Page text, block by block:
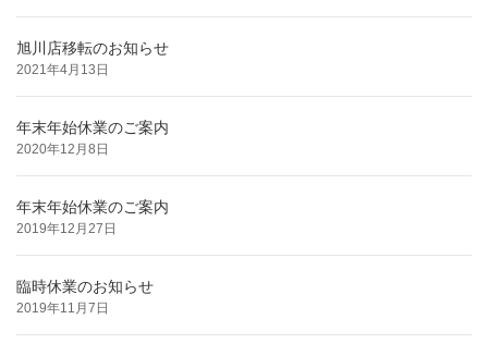
旭川店移転のお知らせ
2021年4月13日
年末年始休業のご案内
2020年12月8日
年末年始休業のご案内
2019年12月27日
臨時休業のお知らせ
2019年11月7日